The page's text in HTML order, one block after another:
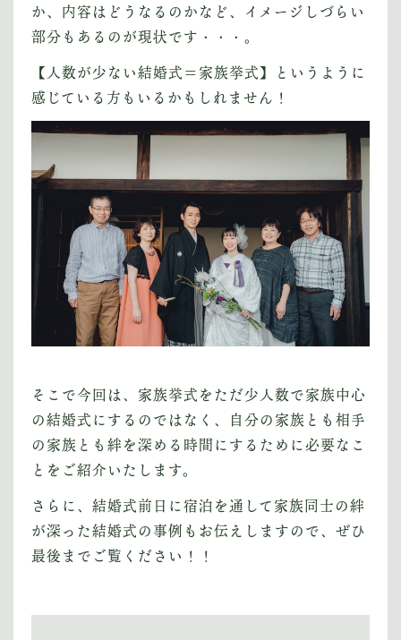
か、内容はどうなるのかなど、イメージしづらい
部分もあるのが現状です・・・。
【人数が少ない結婚式＝家族挙式】というように
感じている方もいるかもしれません！
そこで今回は、家族挙式をただ少人数で家族中心
の結婚式にするのではなく、自分の家族とも相手
の家族とも絆を深める時間にするために必要なこ
とをご紹介いたします。
さらに、結婚式前日に宿泊を通して家族同士の絆
が深った結婚式の事例もお伝えしますので、ぜひ
最後までご覧ください！！